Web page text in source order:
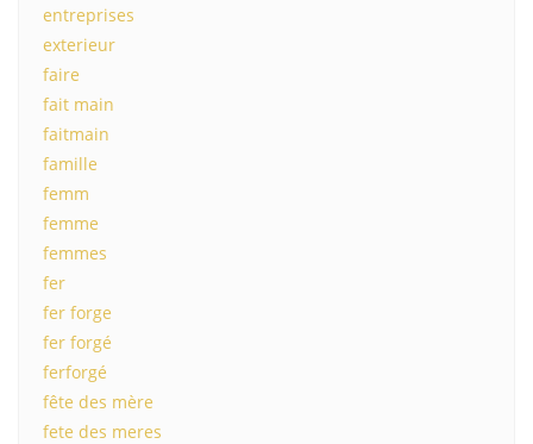
entreprises
exterieur
faire
fait main
faitmain
famille
femm
femme
femmes
fer
fer forge
fer forgé
ferforgé
fête des mère
fete des meres